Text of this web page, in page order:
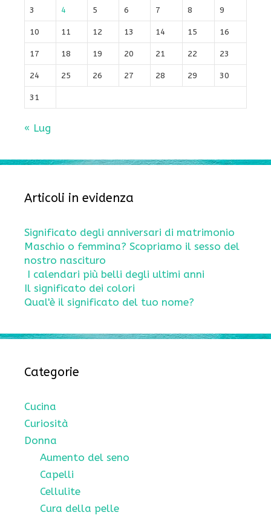
3 4 5 6 7 8 9
10 11 12 13 14 15 16
17 18 19 20 21 22 23
24 25 26 27 28 29 30
31
« Lug
Articoli in evidenza
Significato degli anniversari di matrimonio
Maschio o femmina? Scopriamo il sesso del
nostro nascituro
I calendari più belli degli ultimi anni
Il significato dei colori
Qual'è il significato del tuo nome?
Categorie
Cucina
Curiosità
Donna
Aumento del seno
Capelli
Cellulite
Cura della pelle